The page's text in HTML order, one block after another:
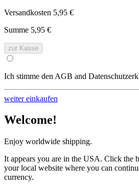
Versandkosten 5,95 €
Summe 5,95 €
zur Kasse
Ich stimme den AGB and
weiter einkaufen
Welcome!
Enjoy worldwide shipping.
It appears you are in the USA. Click the
your local website where you can
currency.